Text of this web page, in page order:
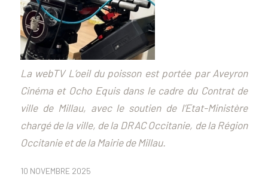
La webTV L’oeil du poisson est portée par Aveyron
Cinéma et Ocho Equis dans le cadre du Contrat de
ville de Millau, avec le soutien de l’Etat-Ministère
chargé de la ville, de la DRAC Occitanie, de la Région
Occitanie et de la Mairie de Millau.
10 NOVEMBRE 2025